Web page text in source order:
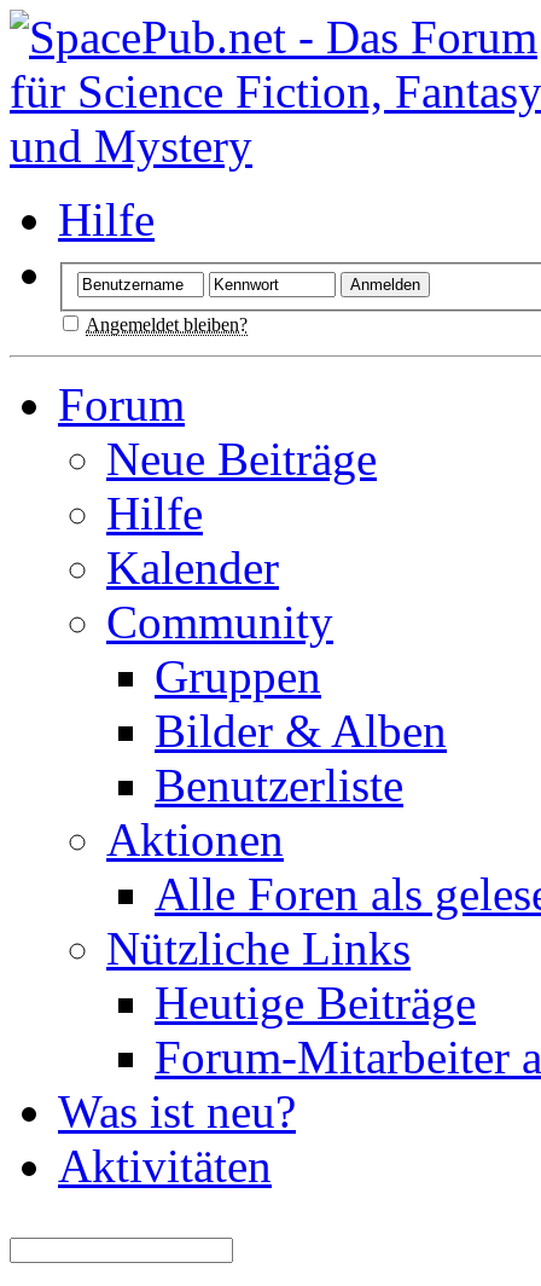
Hilfe
Angemeldet bleiben?
Forum
Neue Beiträge
Hilfe
Kalender
Community
Gruppen
Bilder & Alben
Benutzerliste
Aktionen
Alle Foren als
Nützliche Links
Heutige Beiträge
Forum-Mitarbeiter
Was ist neu?
Aktivitäten